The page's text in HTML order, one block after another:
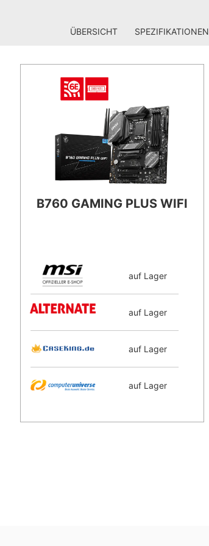
ÜBERSICHT SPEZIFIKATIONEN
B760 GAMING PLUS WIFI
auf Lager
auf Lager
auf Lager
auf Lager
auf Lager